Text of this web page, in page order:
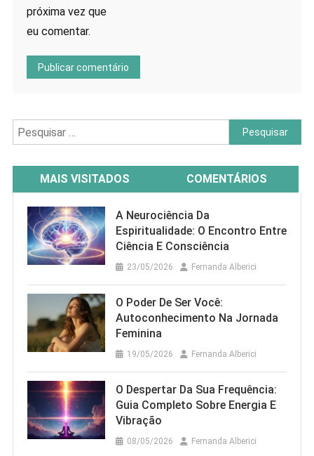
próxima vez que
eu comentar.
Pesquisar
por:
MAIS VISITADOS COMENTÁRIOS
A Neurociência Da
Espiritualidade: O Encontro Entre
Ciência E Consciência
23/05/2026 Fernanda Alberici
O Poder De Ser Você:
Autoconhecimento Na Jornada
Feminina
19/05/2026 Fernanda Alberici
O Despertar Da Sua Frequência:
Guia Completo Sobre Energia E
Vibração
08/05/2026 Fernanda Alberici